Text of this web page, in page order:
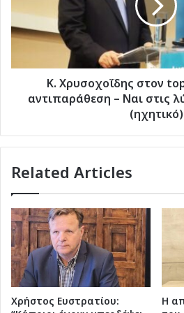
αντιπαράθεση
Ναι
λύσεις
Ρόδο»
Κ. Χρυσοχοΐδης στον
αντιπαράθεση – Ναι στις
(ηχητικό)
Related Articles
Χρήστος Ευστρατίου:
Η